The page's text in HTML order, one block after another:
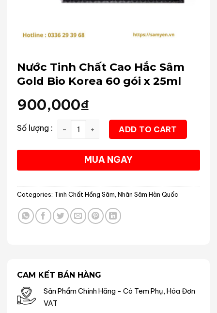
Nước Tinh Chất Cao Hắc Sâm
Gold Bio Korea 60 gói x 25ml
900,000₫
Nước Tinh Chất Cao Hắc Sâm Gold Bio Korea 60 gói x
ADD TO CART
MUA NGAY
Categories: Tinh Chất Hồng Sâm Nhân Sâm Hàn Quốc
CAM KẾT BÁN HÀNG
Sản Phẩm Chính Hãng - Có Tem Phụ, Hóa Đơn
VAT